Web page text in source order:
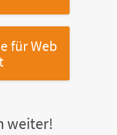
für Web
weiter!